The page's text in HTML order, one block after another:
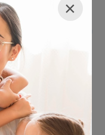
×
jornaldacidadeonlin